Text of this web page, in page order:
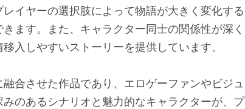
イヤーの選択肢によって物語が大きく変化する
ます。また、キャラクター同士の関係性が深く
入しやすいストーリーを提供しています。
合させた作品であり、エロゲーファンやビジュ
のあるシナリオと魅力的なキャラクターが、プ